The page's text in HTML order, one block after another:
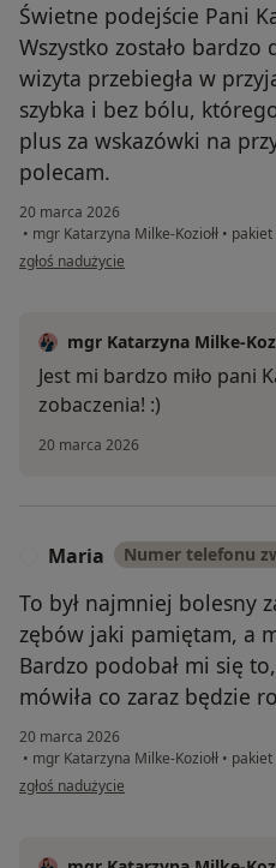
Świetne podejście Pani
Wszystko zostało bardzo
wizyta przebiegła w
szybka i bez bólu,
plus za wskazówki na
polecam.
20 marca 2026
• mgr Katarzyna Milke-Koziołł •
w opinii użytkownika Katarzyna
zgłoś nadużycie
mgr Katarzyna Milke-
Jest mi bardzo miło pani
zobaczenia! :)
20 marca 2026
Maria Numer telefonu
To był najmniej bolesny
zębów jaki pamiętam, a
Bardzo podobał mi się
mówiła co zaraz będzie
20 marca 2026
• mgr Katarzyna Milke-Koziołł •
w opinii użytkownika Maria
zgłoś nadużycie